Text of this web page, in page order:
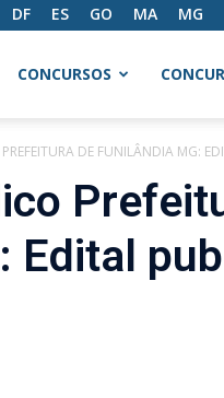
DF ES GO MA MG
CONCURSOS
DE FUNILÂNDIA MG:
Edital